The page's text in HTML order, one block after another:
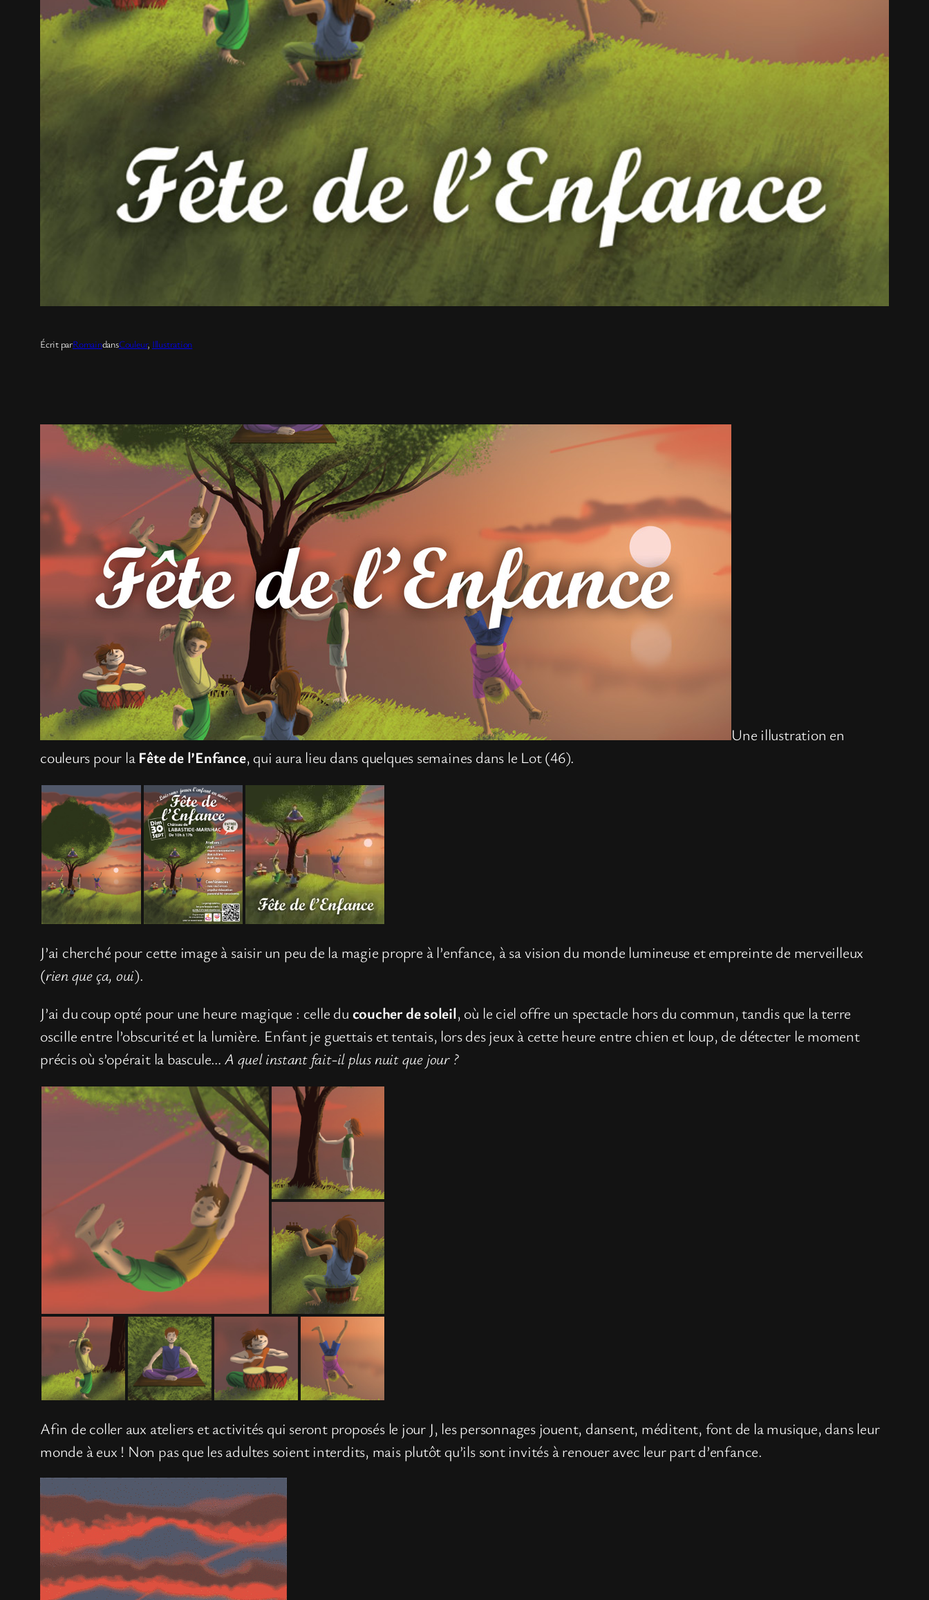
Écrit parRomaindansCouleur, Illustration
Une illustration en
couleurs pour la Fête de l’Enfance, qui aura lieu dans quelques semaines dans le Lot (46).
J’ai cherché pour cette image à saisir un peu de la magie propre à l’enfance, à sa vision du monde lumineuse et empreinte de merveilleux
(rien que ça, oui).
J’ai du coup opté pour une heure magique : celle du coucher de soleil, où le ciel offre un spectacle hors du commun, tandis que la terre
oscille entre l’obscurité et la lumière. Enfant je guettais et tentais, lors des jeux à cette heure entre chien et loup, de détecter le moment
précis où s’opérait la bascule… A quel instant fait-il plus nuit que jour ?
Afin de coller aux ateliers et activités qui seront proposés le jour J, les personnages jouent, dansent, méditent, font de la musique, dans leur
monde à eux ! Non pas que les adultes soient interdits, mais plutôt qu’ils sont invités à renouer avec leur part d’enfance.